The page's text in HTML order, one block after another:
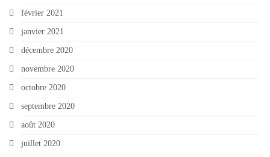
février 2021
janvier 2021
décembre 2020
novembre 2020
octobre 2020
septembre 2020
août 2020
juillet 2020